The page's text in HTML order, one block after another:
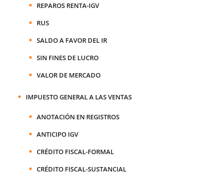
REPAROS RENTA-IGV
RUS
SALDO A FAVOR DEL IR
SIN FINES DE LUCRO
VALOR DE MERCADO
IMPUESTO GENERAL A LAS VENTAS
ANOTACIÓN EN REGISTROS
ANTICIPO IGV
CRÉDITO FISCAL-FORMAL
CRÉDITO FISCAL-SUSTANCIAL